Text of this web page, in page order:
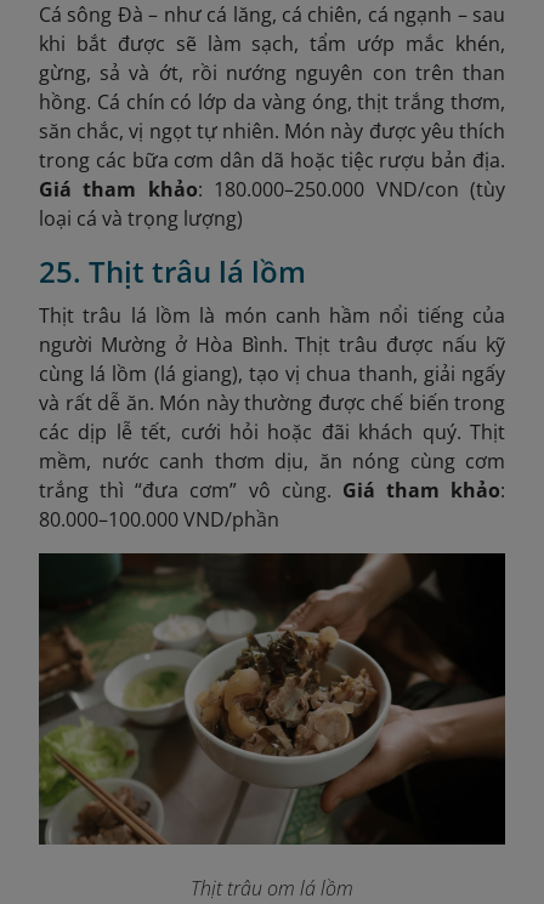
Cá sông Đà – như cá lăng, cá chiên, cá ngạnh – sau
khi bắt được sẽ làm sạch, tẩm ướp mắc khén,
gừng, sả và ớt, rồi nướng nguyên con trên than
hồng. Cá chín có lớp da vàng óng, thịt trắng thơm,
săn chắc, vị ngọt tự nhiên. Món này được yêu thích
trong các bữa cơm dân dã hoặc tiệc rượu bản địa.
Giá tham khảo: 180.000–250.000 VND/con (tùy
loại cá và trọng lượng)
25. Thịt trâu lá lồm
Thịt trâu lá lồm là món canh hầm nổi tiếng của
người Mường ở Hòa Bình. Thịt trâu được nấu kỹ
cùng lá lồm (lá giang), tạo vị chua thanh, giải ngấy
và rất dễ ăn. Món này thường được chế biến trong
các dịp lễ tết, cưới hỏi hoặc đãi khách quý. Thịt
mềm, nước canh thơm dịu, ăn nóng cùng cơm
trắng thì “đưa cơm” vô cùng. Giá tham khảo:
80.000–100.000 VND/phần
Thịt trâu om lá lồm